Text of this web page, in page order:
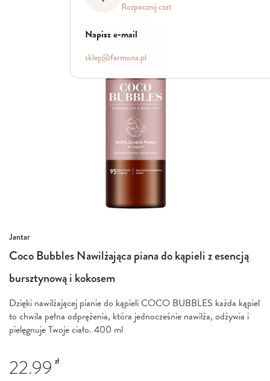
Rozpocznij czat
Napisz e-mail
sklep@farmona.pl
Włosy suche i łamliwe
Jantar
Coco Bubbles Nawilżająca piana do kąpieli z esencją
bursztynową i kokosem
Dzięki nawilżającej pianie do kąpieli COCO BUBBLES każda kąpiel
to chwila pełna odprężenia, która jednocześnie nawilża, odżywia i
pielęgnuje Twoje ciało. 400 ml
22.99 zł
Przejdź
na
początek
galerii